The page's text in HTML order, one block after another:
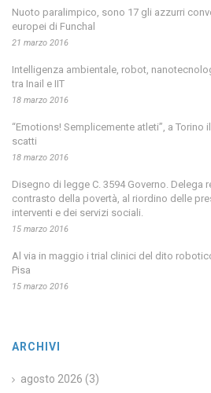
Nuoto paralimpico, sono 17 gli azzurri
europei di Funchal
21 marzo 2016
Intelligenza ambientale, robot,
tra Inail e IIT
18 marzo 2016
“Emotions! Semplicemente atleti”, a
scatti
18 marzo 2016
Disegno di legge C. 3594 Governo. Delega
contrasto della povertà, al riordino delle
interventi e dei servizi sociali.
15 marzo 2016
Al via in maggio i trial clinici del dito
Pisa
15 marzo 2016
ARCHIVI
agosto 2026 (3)